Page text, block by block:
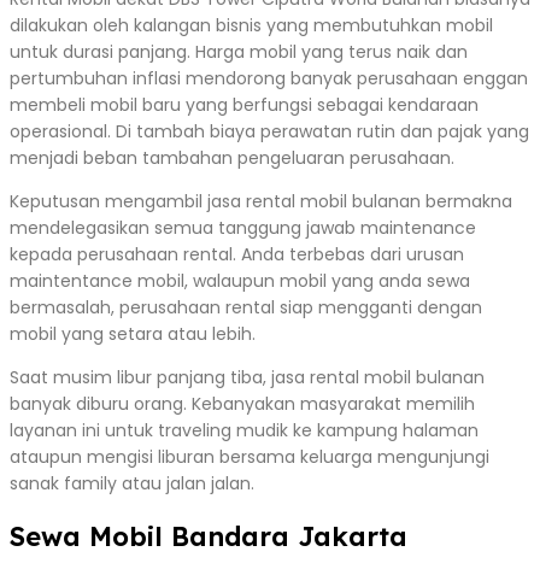
dilakukan oleh kalangan bisnis yang membutuhkan mobil
untuk durasi panjang. Harga mobil yang terus naik dan
pertumbuhan inflasi mendorong banyak perusahaan enggan
membeli mobil baru yang berfungsi sebagai kendaraan
operasional. Di tambah biaya perawatan rutin dan pajak yang
menjadi beban tambahan pengeluaran perusahaan.
Keputusan mengambil jasa rental mobil bulanan bermakna
mendelegasikan semua tanggung jawab maintenance
kepada perusahaan rental. Anda terbebas dari urusan
maintentance mobil, walaupun mobil yang anda sewa
bermasalah, perusahaan rental siap mengganti dengan
mobil yang setara atau lebih.
Saat musim libur panjang tiba, jasa rental mobil bulanan
banyak diburu orang. Kebanyakan masyarakat memilih
layanan ini untuk traveling mudik ke kampung halaman
ataupun mengisi liburan bersama keluarga mengunjungi
sanak family atau jalan jalan.
Sewa Mobil Bandara Jakarta